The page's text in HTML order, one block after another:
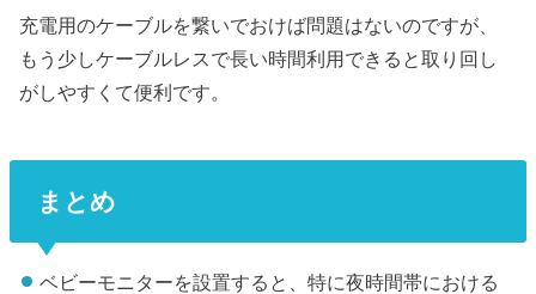
充電用のケーブルを繋いでおけば問題はないのですが、
もう少しケーブルレスで長い時間利用できると取り回し
がしやすくて便利です。
まとめ
ベビーモニターを設置すると、特に夜時間帯における